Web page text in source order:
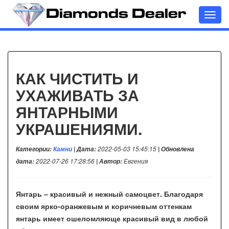
КАК ЧИСТИТЬ И
УХАЖИВАТЬ ЗА
ЯНТАРНЫМИ
УКРАШЕНИЯМИ.
Категории:Камни | Дата:2022-05-03 15:45:15 | Обновлена
дата:2022-07-26 17:28:56 | Автор:Евгения
Янтарь – красивый и нежный самоцвет. Благодаря
своим ярко-оранжевым и коричневым оттенкам
янтарь имеет ошеломляюще красивый вид в любой